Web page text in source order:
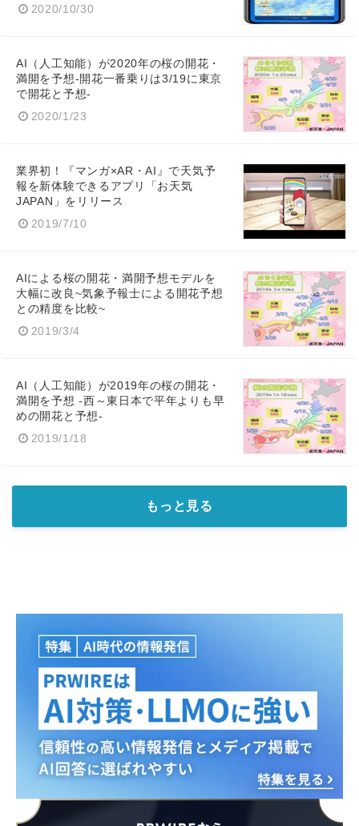
2020/10/30
AI（人工知能）が2020年の桜の開花・
満開を予想-開花一番乗りは3/19に東京
で開花と予想-
2020/1/23
業界初！『マンガ×AR・AI』で天気予
報を新体験できるアプリ「お天気
JAPAN」をリリース
2019/7/10
AIによる桜の開花・満開予想モデルを
大幅に改良~気象予報士による開花予想
との精度を比較~
2019/3/4
AI（人工知能）が2019年の桜の開花・
満開を予想 -西～東日本で平年よりも早
めの開花と予想-
2019/1/18
もっと見る